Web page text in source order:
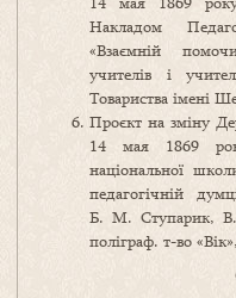
Накладом
«Взаємній
учителів і
Товариства імені
Проєкт на зміну
14 мая 1869
національної
педагогічній
Б. М. Ступарик,
поліграф. т-во